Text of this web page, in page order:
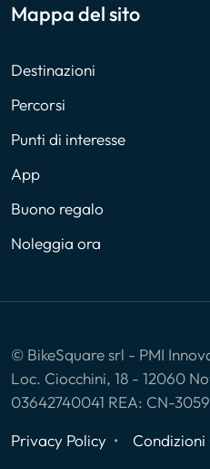
Mappa del sito
Destinazioni
Percorsi
Punti di interesse
App
Buono regalo
Noleggia ora
© BikeSquare srl - PMI
Loc. Ciocchini, 18 - 12060
03642740041 REA: CN-
Privacy Policy
Condizioni